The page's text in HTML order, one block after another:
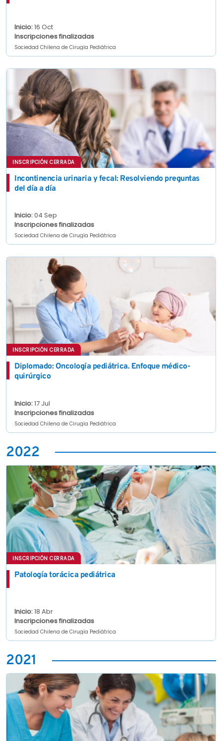
Inicio:16 Oct
Inscripciones finalizadas
Sociedad Chilena de Cirugía Pediátrica
INSCRIPCIÓN CERRADA
Incontinencia urinaria y fecal: Resolviendo preguntas
del día a día
Inicio:04 Sep
Inscripciones finalizadas
Sociedad Chilena de Cirugía Pediátrica
INSCRIPCIÓN CERRADA
Diplomado: Oncología pediátrica. Enfoque médico-
quirúrgico
Inicio:17 Jul
Inscripciones finalizadas
Sociedad Chilena de Cirugía Pediátrica
2022
INSCRIPCIÓN CERRADA
Patología torácica pediátrica
Inicio:18 Abr
Inscripciones finalizadas
Sociedad Chilena de Cirugía Pediátrica
2021